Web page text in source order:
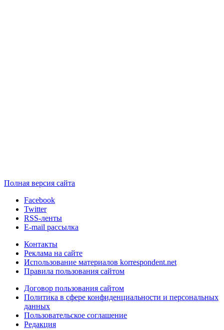
Полная версия сайта
Facebook
Twitter
RSS-ленты
E-mail рассылка
Контакты
Реклама на сайте
Использование материалов korrespondent.net
Правила пользования сайтом
Договор пользования сайтом
Политика в сфере конфиденциальности и персональных
данных
Пользовательское соглашение
Редакция